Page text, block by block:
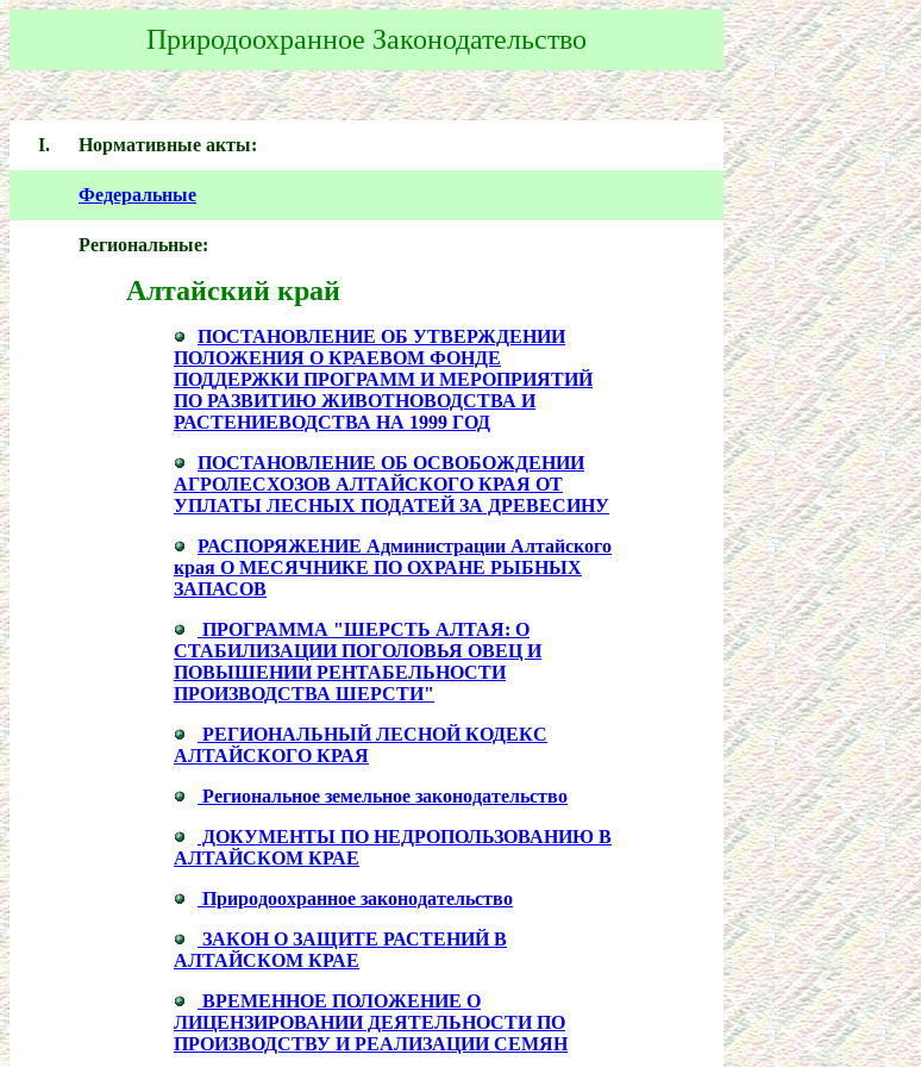
Природоохранное Законодательство
I. Нормативные акты:
Федеральные
Региональные:
Алтайский край
ПОСТАНОВЛЕНИЕ ОБ УТВЕРЖДЕНИИ
ПОЛОЖЕНИЯ О КРАЕВОМ ФОНДЕ
ПОДДЕРЖКИ ПРОГРАММ И МЕРОПРИЯТИЙ
ПО РАЗВИТИЮ ЖИВОТНОВОДСТВА И
РАСТЕНИЕВОДСТВА НА 1999 ГОД
ПОСТАНОВЛЕНИЕ ОБ ОСВОБОЖДЕНИИ
АГРОЛЕСХОЗОВ АЛТАЙСКОГО КРАЯ ОТ
УПЛАТЫ ЛЕСНЫХ ПОДАТЕЙ ЗА ДРЕВЕСИНУ
РАСПОРЯЖЕНИЕ Администрации Алтайского
края О МЕСЯЧНИКЕ ПО ОХРАНЕ РЫБНЫХ
ЗАПАСОВ
ПРОГРАММА "ШЕРСТЬ АЛТАЯ: О
СТАБИЛИЗАЦИИ ПОГОЛОВЬЯ ОВЕЦ И
ПОВЫШЕНИИ РЕНТАБЕЛЬНОСТИ
ПРОИЗВОДСТВА ШЕРСТИ"
РЕГИОНАЛЬНЫЙ ЛЕСНОЙ КОДЕКС
АЛТАЙСКОГО КРАЯ
Региональное земельное законодательство
ДОКУМЕНТЫ ПО НЕДРОПОЛЬЗОВАНИЮ В
АЛТАЙСКОМ КРАЕ
Природоохранное законодательство
ЗАКОН О ЗАЩИТЕ РАСТЕНИЙ В
АЛТАЙСКОМ КРАЕ
ВРЕМЕННОЕ ПОЛОЖЕНИЕ О
ЛИЦЕНЗИРОВАНИИ ДЕЯТЕЛЬНОСТИ ПО
ПРОИЗВОДСТВУ И РЕАЛИЗАЦИИ СЕМЯН